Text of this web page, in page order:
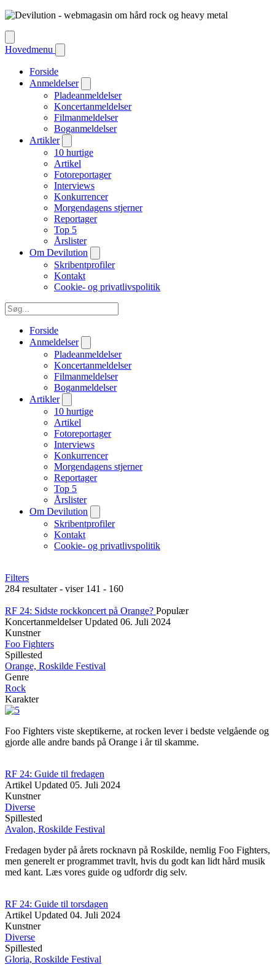
Hovedmenu
Forside
Anmeldelser
Pladeanmeldelser
Koncertanmeldelser
Filmanmeldelser
Boganmeldelser
Artikler
10 hurtige
Artikel
Fotoreportager
Interviews
Konkurrencer
Morgendagens stjerner
Reportager
Top 5
Årslister
Om Devilution
Skribentprofiler
Kontakt
Cookie- og privatlivspolitik
Forside
Anmeldelser
Pladeanmeldelser
Koncertanmeldelser
Filmanmeldelser
Boganmeldelser
Artikler
10 hurtige
Artikel
Fotoreportager
Interviews
Konkurrencer
Morgendagens stjerner
Reportager
Top 5
Årslister
Om Devilution
Skribentprofiler
Kontakt
Cookie- og privatlivspolitik
Filters
284 resultater - viser 141 - 160
RF 24: Sidste rockkoncert på Orange? Populær
Koncertanmeldelser Updated 06. Juli 2024
Kunstner
Foo Fighters
Spillested
Orange, Roskilde Festival
Genre
Rock
Karakter
Foo Fighters viste skeptikerne, at rocken lever i bedste velgående og
gjorde alle andre bands på Orange i år til skamme.
RF 24: Guide til fredagen
Artikel Updated 05. Juli 2024
Kunstner
Diverse
Spillested
Avalon, Roskilde Festival
Fredagen byder på årets rocknavn på Roskilde, nemlig Foo Fighters,
men generelt er programmet travlt, hvis du godt kan lidt hård musik
med kant. Læs vores guide og udfordr dig selv.
RF 24: Guide til torsdagen
Artikel Updated 04. Juli 2024
Kunstner
Diverse
Spillested
Gloria, Roskilde Festival